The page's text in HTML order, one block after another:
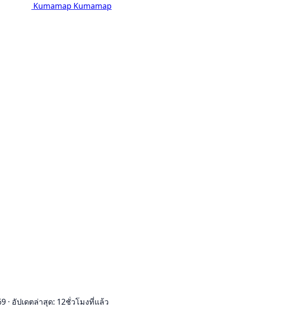
Kumamap Kumamap
· อัปเดตล่าสุด: 12ชั่วโมงที่แล้ว